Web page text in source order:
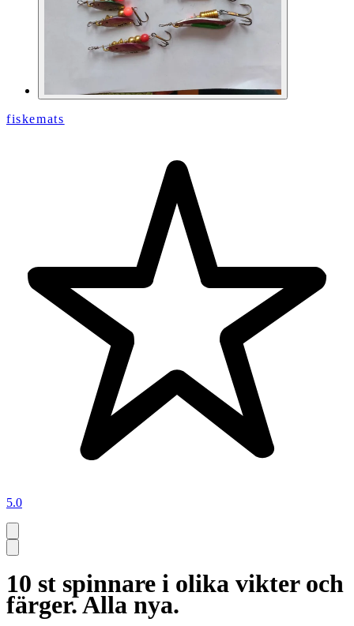
fiskemats
5.0
10 st spinnare i olika vikter och
färger. Alla nya.